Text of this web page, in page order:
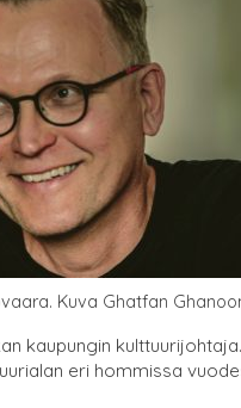
Kuva Ghatfan
kaupungin kulttuurijohtaja.
eri hommissa